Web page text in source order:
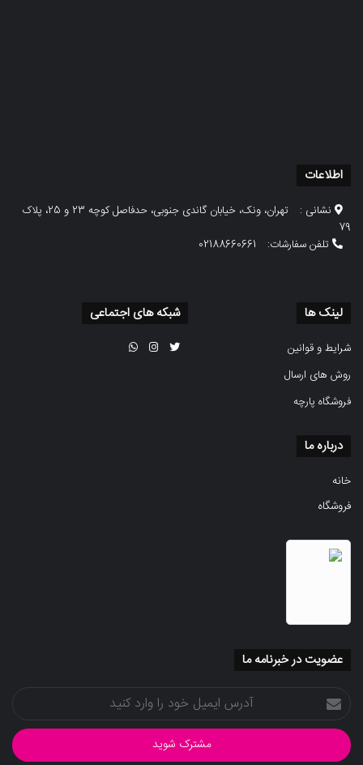
اطلاعات
نشانی :
تهران، ونک، خیابان گاندی جنوبی، حدفاصل کوچه 23 و 25، پلاک
79
تلفن سفارشات:
02188660661
لینک ها
شرایط و قوانین
روش های ارسال
فروشگاه پارچه
شبکه های اجتماعی
درباره ما
خانه
فروشگاه
عضویت در خبرنامه ما
آدرس
ایمیل
خود
را